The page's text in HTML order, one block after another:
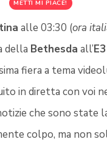
METTI MI PIACE!
alle 03:30 (ora
della Bethesda all’E3
fiera a tema
in diretta con voi
che sono state
colpo, ma non